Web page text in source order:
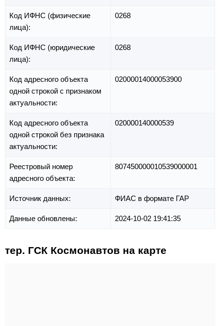
Код ИФНС (физические
лица):
0268
Код ИФНС (юридические
лица):
0268
Код адресного объекта
одной строкой с признаком
актуальности:
02000014000053900
Код адресного объекта
одной строкой без признака
актуальности:
020000140000539
Реестровый номер
адресного объекта:
807450000010539000001
Источник данных: ФИАС в формате ГАР
Данные обновлены: 2024-10-02 19:41:35
тер. ГСК Космонавтов на карте